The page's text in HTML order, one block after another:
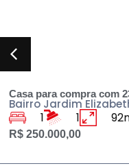
Sobrado
Bairro
3
R$